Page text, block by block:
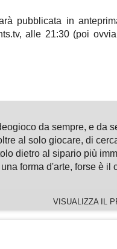
pubblicata in
alle 21:30 (poi
da sempre, e da
al solo giocare, di
dietro al sipario più
forma d'arte, forse è il
VISUALIZZA IL